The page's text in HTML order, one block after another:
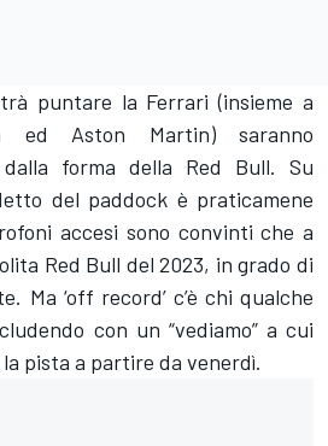
puntare la Ferrari (insieme a
ed Aston Martin) saranno
forma della Red Bull. Su
del paddock è praticamene
accesi sono convinti che a
Red Bull del 2023, in grado di
Ma ‘off record’ c’è chi qualche
con un “vediamo” a cui
pista a partire da venerdì.